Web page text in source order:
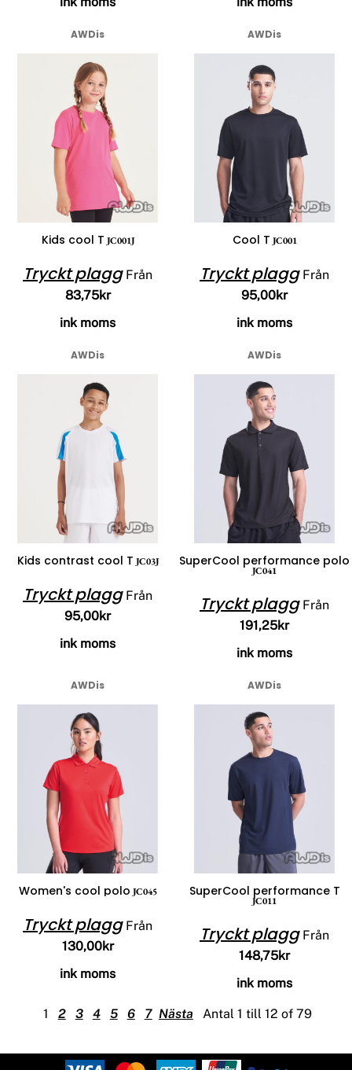
AWDis
Kids cool T JC001J
Tryckt plaggFrån
83,75kr
ink moms
AWDis
Cool T JC001
Tryckt plaggFrån
95,00kr
ink moms
AWDis
Kids contrast cool T JC03J
Tryckt plaggFrån
95,00kr
ink moms
AWDis
SuperCool performance polo
JC041
Tryckt plaggFrån
191,25kr
ink moms
AWDis
Women's cool polo JC045
Tryckt plaggFrån
130,00kr
ink moms
AWDis
SuperCool performance T
JC011
Tryckt plaggFrån
148,75kr
ink moms
1 2 3 4 5 6 7 Nästa Antal 1 till 12 of 79